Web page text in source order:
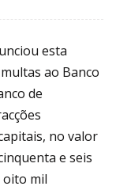
esta
ao Banco
de
no valor
e seis
oito mil